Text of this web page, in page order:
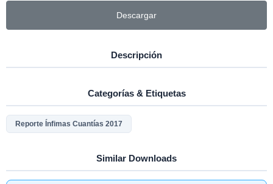
Descargar
Descripción
Categorías & Etiquetas
Reporte Ínfimas Cuantías 2017
Similar Downloads